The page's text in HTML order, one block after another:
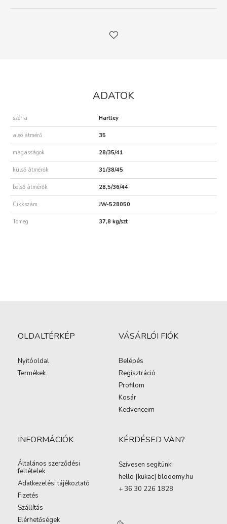
ADATOK
széria Hartley
alsó átmérő 35
magasságok 28/35/41
külső átmérők 31/38/45
belső átmérők 28,5/36/44
Cikkszám JW-528050
Tömeg 37,8 kg/szt
OLDALTÉRKÉP
Nyitóoldal
Termékek
VÁSÁRLÓI FIÓK
Belépés
Regisztráció
Profilom
Kosár
Kedvenceim
INFORMÁCIÓK
Általános szerződési
feltételek
Adatkezelési tájékoztató
Fizetés
Szállítás
Elérhetőségek
KÉRDÉSED VAN?
Szívesen segítünk!
hello [kukac] blooomy.hu
+ 36 30 226 1828